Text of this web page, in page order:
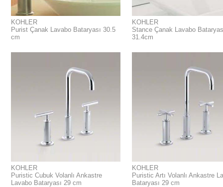
KOHLER
Purist Çanak Lavabo Bataryası 30.5
cm
KOHLER
Stance Çanak Lavabo
31.4cm
KOHLER
Puristic Cubuk Volanlı Ankastre
Lavabo Bataryası 29 cm
KOHLER
Puristic Artı Volanlı Ankastre
Bataryası 29 cm